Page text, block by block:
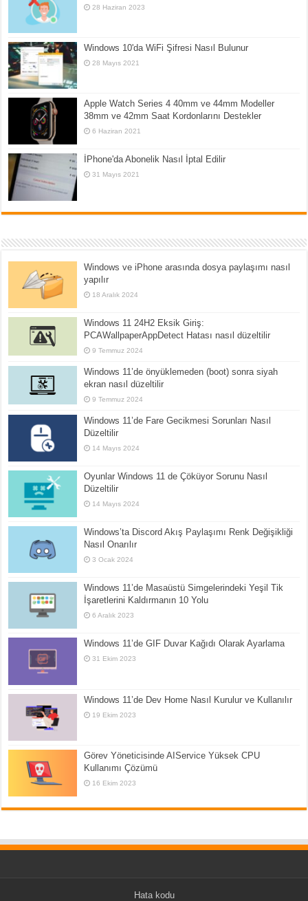
28 Haziran 2023
Windows 10'da WiFi Şifresi Nasıl Bulunur
28 Mayıs 2021
Apple Watch Series 4 40mm ve 44mm Modeller
38mm ve 42mm Saat Kordonlarını Destekler
6 Haziran 2021
İPhone'da Abonelik Nasıl İptal Edilir
31 Mayıs 2021
Windows ve iPhone arasında dosya paylaşımı nasıl
yapılır
18 Aralık 2024
Windows 11 24H2 Eksik Giriş:
PCAWallpaperAppDetect Hatası nasıl düzeltilir
9 Temmuz 2024
Windows 11’de önyüklemeden (boot) sonra siyah
ekran nasıl düzeltilir
9 Temmuz 2024
Windows 11’de Fare Gecikmesi Sorunları Nasıl
Düzeltilir
14 Mayıs 2024
Oyunlar Windows 11 de Çöküyor Sorunu Nasıl
Düzeltilir
14 Mayıs 2024
Windows’ta Discord Akış Paylaşımı Renk Değişikliği
Nasıl Onarılır
3 Ocak 2024
Windows 11’de Masaüstü Simgelerindeki Yeşil Tik
İşaretlerini Kaldırmanın 10 Yolu
6 Aralık 2023
Windows 11’de GIF Duvar Kağıdı Olarak Ayarlama
31 Ekim 2023
Windows 11’de Dev Home Nasıl Kurulur ve Kullanılır
19 Ekim 2023
Görev Yöneticisinde AIService Yüksek CPU
Kullanımı Çözümü
16 Ekim 2023
Hata kodu